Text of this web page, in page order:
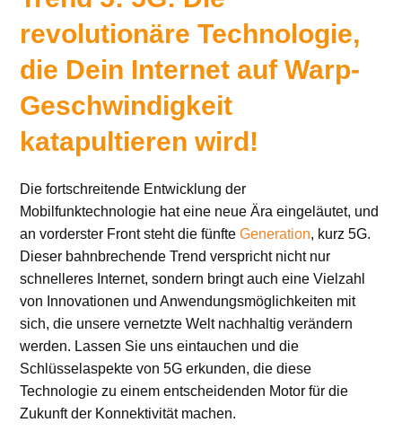
revolutionäre Technologie,
die Dein Internet auf Warp-
Geschwindigkeit
katapultieren wird!
Die fortschreitende Entwicklung der
Mobilfunktechnologie hat eine neue Ära eingeläutet, und
an vorderster Front steht die fünfteGeneration, kurz 5G.
Dieser bahnbrechende Trend verspricht nicht nur
schnelleres Internet, sondern bringt auch eine Vielzahl
von Innovationen und Anwendungsmöglichkeiten mit
sich, die unsere vernetzte Welt nachhaltig verändern
werden. Lassen Sie uns eintauchen und die
Schlüsselaspekte von 5G erkunden, die diese
Technologie zu einem entscheidenden Motor für die
Zukunft der Konnektivität machen.